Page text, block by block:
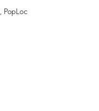
PopLoc